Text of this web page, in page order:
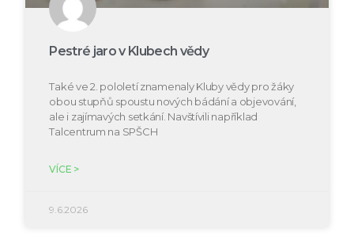
Pestré jaro v Klubech vědy
Také ve 2. pololetí znamenaly Kluby vědy pro žáky
obou stupňů spoustu nových bádání a objevování,
ale i zajímavých setkání. Navštívili například
Talcentrum na SPŠCH
VÍCE >
9.6.2026